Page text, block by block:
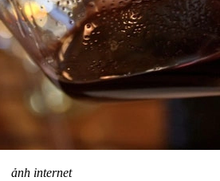
ảnh internet